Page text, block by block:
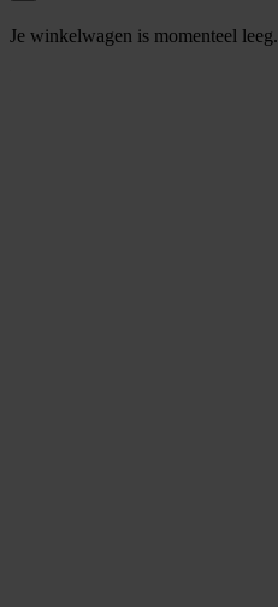
Je winkelwagen is momenteel leeg.